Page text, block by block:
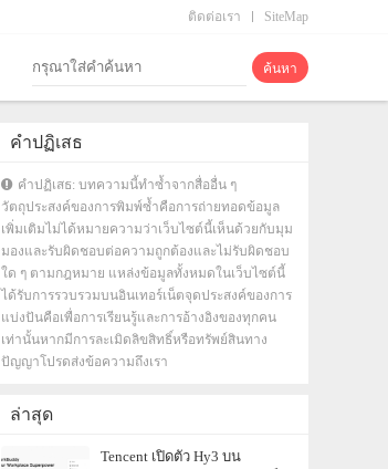
ติดต่อเรา SiteMap
คำปฏิเสธ
คำปฏิเสธ: บทความนี้ทำซ้ำจากสื่ออื่น ๆ
วัตถุประสงค์ของการพิมพ์ซ้ำคือการถ่ายทอดข้อมูล
เพิ่มเติมไม่ได้หมายความว่าเว็บไซต์นี้เห็นด้วยกับมุม
มองและรับผิดชอบต่อความถูกต้องและไม่รับผิดชอบ
ใด ๆ ตามกฎหมาย แหล่งข้อมูลทั้งหมดในเว็บไซต์นี้
ได้รับการรวบรวมบนอินเทอร์เน็ตจุดประสงค์ของการ
แบ่งปันคือเพื่อการเรียนรู้และการอ้างอิงของทุกคน
เท่านั้นหากมีการละเมิดลิขสิทธิ์หรือทรัพย์สินทาง
ปัญญาโปรดส่งข้อความถึงเรา
ล่าสุด
Tencent เปิดตัว Hy3 บน